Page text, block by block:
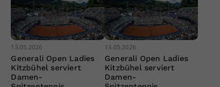
13.05.2026
Generali Open Ladies
Kitzbühel serviert
Damen-
13.05.2026
Generali Open Ladies
Kitzbühel serviert
Damen-